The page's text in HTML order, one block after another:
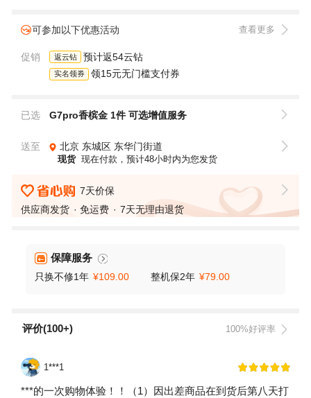
可参加以下优惠活动 查看更多
促销 返云钻 预计返54云钻
实名领券 领15元无门槛支付券
已选 G7pro香槟金 1件可选增值服务
送至 北京 东城区 东华门街道
现货 现在付款，预计48小时内为您发货
7天价保
供应商发货
免运费 7天无理由退货
保障服务
只换不修1年 ¥109.00 整机保2年 ¥79.00
评价(100+) 100%好评率
1***1
***的一次购物体验！！（1）因出差商品在到货后第八天打